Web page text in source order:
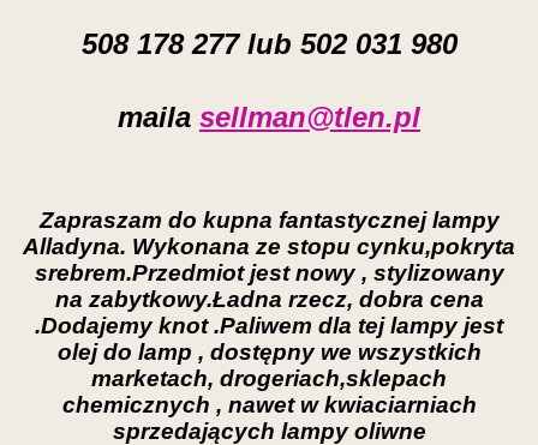
508 178 277 lub 502 031 980
maila sellman@tlen.pl
Zapraszam do kupna fantastycznej lampy
Alladyna. Wykonana ze stopu cynku,pokryta
srebrem.Przedmiot jest nowy , stylizowany
na zabytkowy.Ładna rzecz, dobra cena
.Dodajemy knot .Paliwem dla tej lampy jest
olej do lamp , dostępny we wszystkich
marketach, drogeriach,sklepach
chemicznych , nawet w kwiaciarniach
sprzedających lampy oliwne